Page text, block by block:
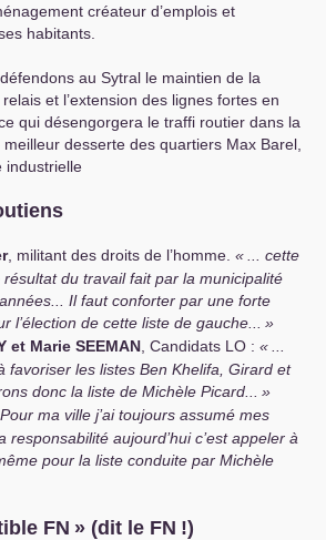
créateur d’emplois et
habitants.
au Sytral le maintien de la
et l’extension des lignes fortes en
qui désengorgera le traffi routier dans la
desserte des quartiers Max Barel,
industrielle
, militant des droits de l’homme. «
... cette
résultat du travail fait par la municipalité
Il faut conforter par une forte
l’élection de cette liste de gauche...
»
et Marie SEEMAN , Candidats LO : «
favoriser les listes Ben Khelifa, Girard et
donc la liste de Michèle Picard...
»
Pour ma ville j’ai toujours assumé mes
responsabilité aujourd’hui c’est appeler à
pour la liste conduite par Michèle
FN » (dit le FN !)